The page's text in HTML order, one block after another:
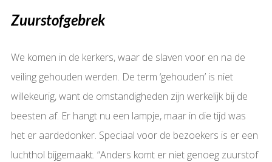
Zuurstofgebrek
We komen in de kerkers, waar de slaven voor en na de
veiling gehouden werden. De term ‘gehouden’ is niet
willekeurig, want de omstandigheden zijn werkelijk bij de
beesten af. Er hangt nu een lampje, maar in die tijd was
het er aardedonker. Speciaal voor de bezoekers is er een
luchthol bijgemaakt. “Anders komt er niet genoeg zuurstof